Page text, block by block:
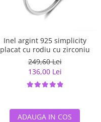
Inel argint 925 simplicity
placat cu rodiu cu zirconiu
249,60 Lei
136,00 Lei
ADAUGA IN COS